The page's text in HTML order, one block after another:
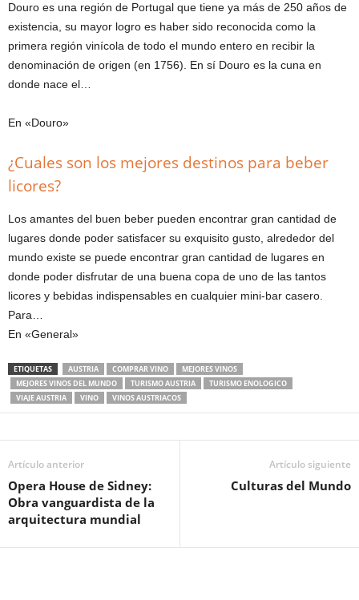
Douro es una región de Portugal que tiene ya más de 250 años de
existencia, su mayor logro es haber sido reconocida como la
primera región vinícola de todo el mundo entero en recibir la
denominación de origen (en 1756). En sí Douro es la cuna en
donde nace el…
En «Douro»
¿Cuales son los mejores destinos para beber
licores?
Los amantes del buen beber pueden encontrar gran cantidad de
lugares donde poder satisfacer su exquisito gusto, alrededor del
mundo existe se puede encontrar gran cantidad de lugares en
donde poder disfrutar de una buena copa de uno de las tantos
licores y bebidas indispensables en cualquier mini-bar casero.
Para…
En «General»
ETIQUETAS AUSTRIA COMPRAR VINO
MEJORES VINOS
MEJORES VINOS DEL MUNDO
TURISMO AUSTRIA
TURISMO ENOLOGICO
VIAJE AUSTRIA
VINO VINOS AUSTRIACOS
Artículo anterior
Opera House de Sidney:
Obra vanguardista de la
arquitectura mundial
Artículo siguiente
Culturas del Mundo